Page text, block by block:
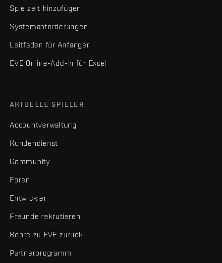
Spielzeit hinzufügen
Systemanforderungen
Leitfaden für Anfänger
EVE Online-Add-in für Excel
AKTUELLE SPIELER
Accountverwaltung
Kundendienst
Community
Foren
Entwickler
Freunde rekrutieren
Kehre zu EVE zurück
Partnerprogramm